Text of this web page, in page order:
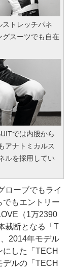
トレッチパネ
グスーツでも自在
では内股から
アナトミカルス
ルを採用してい
ローブでもライ
でもエントリー
（1万2390
裁断となる「T
2014年モデル
にした「TECH
デルの「TECH